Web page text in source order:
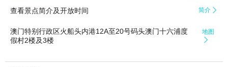
查看景点简介及开放时间 简介 
澳门特别行政区火船头内港12A至20号码头澳门十六浦度
假村2楼及3楼
地图
